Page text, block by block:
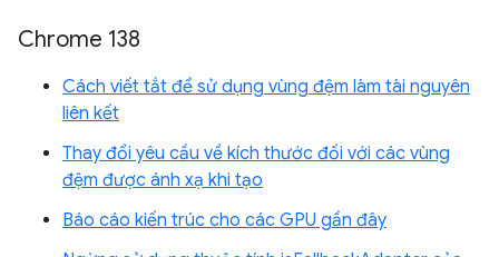
Chrome 138
Cách viết tắt để sử dụng vùng đệm làm tài nguyên
liên kết
Thay đổi yêu cầu về kích thước đối với các vùng
đệm được ánh xạ khi tạo
Báo cáo kiến trúc cho các GPU gần đây